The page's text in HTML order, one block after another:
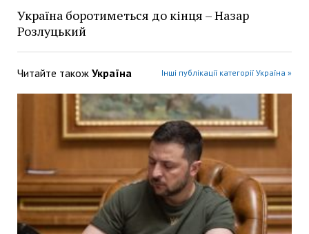
Україна боротиметься до кінця – Назар
Розлуцький
Читайте також Україна Інші публікації категорії Україна »